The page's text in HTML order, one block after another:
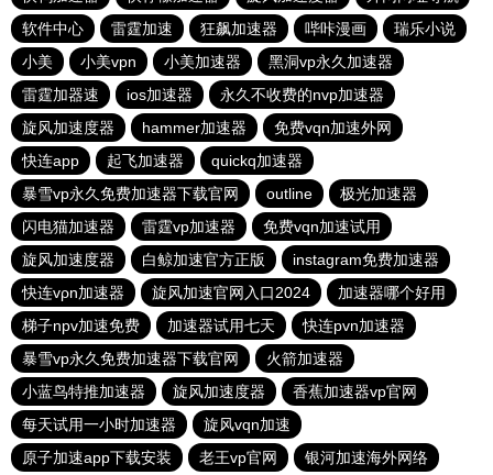
软件中心
雷霆加速 狂飙加速器 哔咔漫画
瑞乐小说
小美
小美vpn 小美加速器
黑洞vp永久加速器
雷霆加器速
ios加速器
永久不收费的nvp加速器
旋风加速度器
hammer加速器
免费vqn加速外网
快连app
起飞加速器
quickq加速器
暴雪vp永久免费加速器下载官网
outline
极光加速器
闪电猫加速器
雷霆vp加速器
免费vqn加速试用
旋风加速度器
白鲸加速官方正版
instagram免费加速器
快连vρn加速器
旋风加速官网入口2024
加速器哪个好用
梯子npv加速免费
加速器试用七天
快连pvn加速器
暴雪vp永久免费加速器下载官网
火箭加速器
小蓝鸟特推加速器
旋风加速度器
香蕉加速器vp官网
每天试用一小时加速器
旋风vqn加速
原子加速app下载安装
老王vp官网 银河加速海外网络